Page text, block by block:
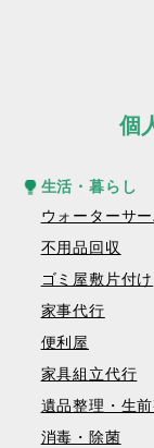
個
生活・暮らし
ウォーターサ
不用品回収
ゴミ屋敷片付け
家事代行
便利屋
家具組立代行
遺品整理・生
消毒・除菌